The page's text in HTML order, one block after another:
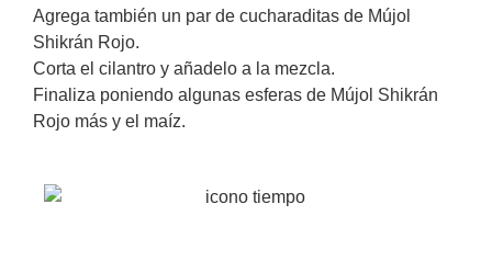
Agrega también un par de cucharaditas de Mújol
Shikrán Rojo.
Corta el cilantro y añadelo a la mezcla.
Finaliza poniendo algunas esferas de Mújol Shikrán
Rojo más y el maíz.